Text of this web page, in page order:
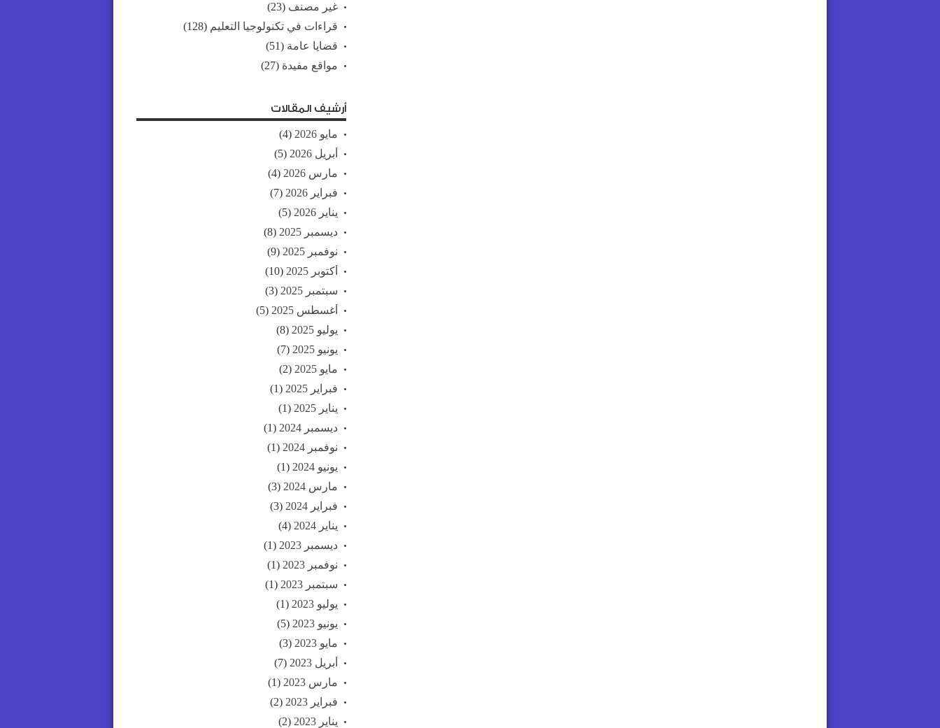
غير مصنف (23)
قراءات في تكنولوجيا التعليم (128)
قضايا عامة (51)
مواقع مفيدة (27)
أرشيف المقالات
مايو 2026
(4)
أبريل 2026
(5)
مارس 2026
(4)
فبراير 2026
(7)
يناير 2026
(5)
ديسمبر 2025
(8)
نوفمبر 2025
(9)
أكتوبر 2025
(10)
سبتمبر 2025
(3)
أغسطس 2025
(5)
يوليو 2025
(8)
يونيو 2025
(7)
مايو 2025
(2)
فبراير 2025
(1)
يناير 2025
(1)
ديسمبر 2024
(1)
نوفمبر 2024
(1)
يونيو 2024
(1)
مارس 2024
(3)
فبراير 2024
(3)
يناير 2024
(4)
ديسمبر 2023
(1)
نوفمبر 2023
(1)
سبتمبر 2023
(1)
يوليو 2023
(1)
يونيو 2023
(5)
مايو 2023
(3)
أبريل 2023
(7)
مارس 2023
(1)
فبراير 2023
(2)
يناير 2023
(2)